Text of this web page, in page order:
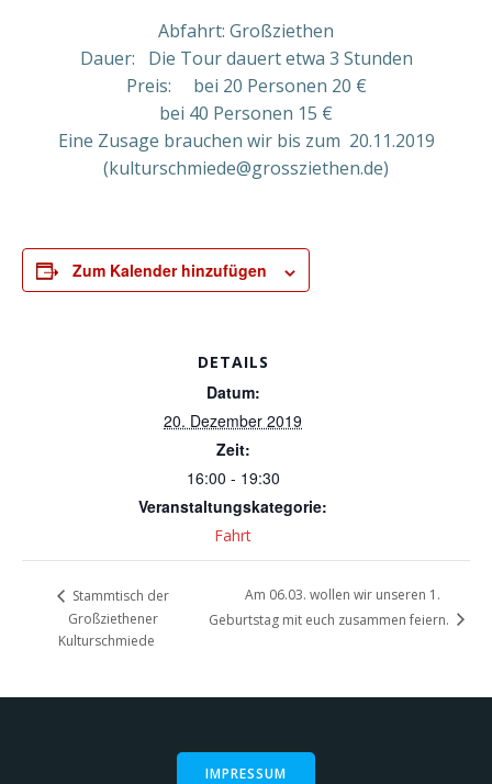
Abfahrt: Großziethen
Dauer: Die Tour dauert etwa 3 Stunden
Preis: bei 20 Personen 20 €
bei 40 Personen 15 €
Eine Zusage brauchen wir bis zum 20.11.2019
(kulturschmiede@grossziethen.de)
Zum Kalender hinzufügen
DETAILS
Datum:
20. Dezember 2019
Zeit:
16:00 - 19:30
Veranstaltungskategorie:
Fahrt
Stammtisch der
Großziethener
Kulturschmiede
Am 06.03. wollen wir unseren 1.
Geburtstag mit euch zusammen feiern.
IMPRESSUM